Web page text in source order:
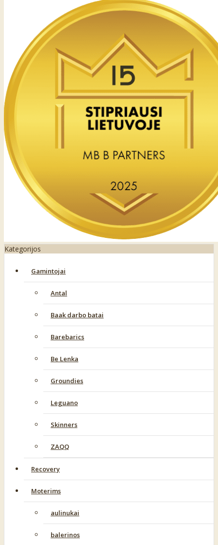
Kategorijos
Gamintojai
Antal
Baak darbo batai
Barebarics
Be Lenka
Groundies
Leguano
Skinners
ZAQQ
Recovery
Moterims
aulinukai
balerinos